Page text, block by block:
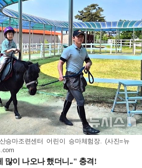
승마조련센터 어린이 승마체험장. (사진=뉴